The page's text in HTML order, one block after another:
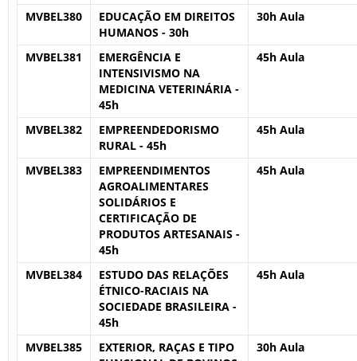
MVBEL380
EDUCAÇÃO EM DIREITOS
HUMANOS - 30h
30h Aula
MVBEL381
EMERGÊNCIA E
INTENSIVISMO NA
MEDICINA VETERINÁRIA -
45h
45h Aula
MVBEL382
EMPREENDEDORISMO
RURAL - 45h
45h Aula
MVBEL383
EMPREENDIMENTOS
AGROALIMENTARES
SOLIDÁRIOS E
CERTIFICAÇÃO DE
PRODUTOS ARTESANAIS -
45h
45h Aula
MVBEL384
ESTUDO DAS RELAÇÕES
ÉTNICO-RACIAIS NA
SOCIEDADE BRASILEIRA -
45h
45h Aula
MVBEL385
EXTERIOR, RAÇAS E TIPO
30h Aula